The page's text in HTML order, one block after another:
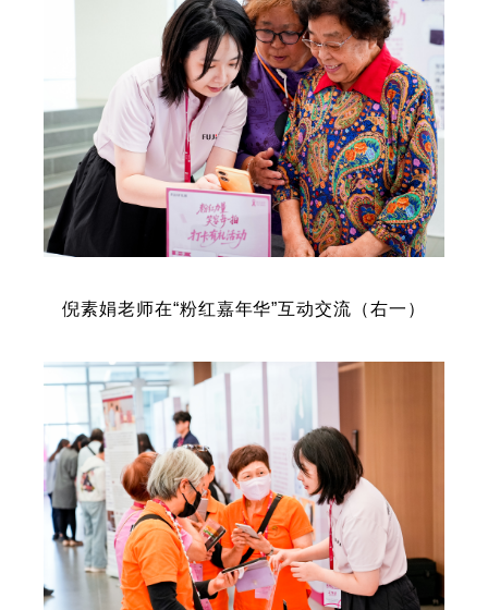
倪素娟老师在“粉红嘉年华”互动交流（右一）